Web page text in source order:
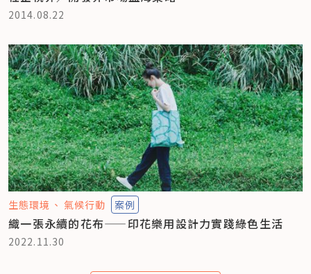
2014.08.22
生態環境 氣候行動 案例
織一張永續的花布——印花樂用設計力實踐綠色生活
2022.11.30